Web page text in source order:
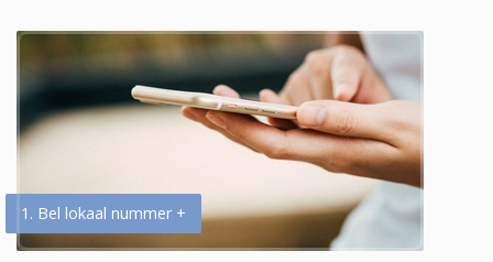
1. Bel lokaal nummer +